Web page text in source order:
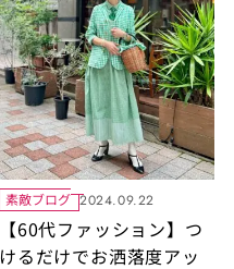
素敵ブログ 2024.09.22
【60代ファッション】つ
けるだけでお洒落度アッ